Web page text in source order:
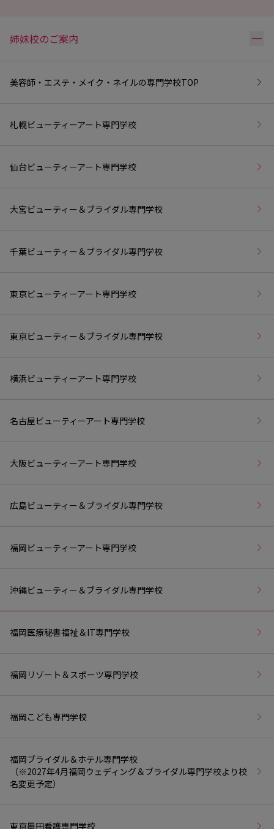
姉妹校のご案内 リ
美容師・エステ・メイク・ネイルの専門学校TOP
札幌ビューティーアート専門学校
仙台ビューティーアート専門学校
大宮ビューティー＆ブライダル専門学校
千葉ビューティー＆ブライダル専門学校
東京ビューティーアート専門学校
東京ビューティー＆ブライダル専門学校
横浜ビューティーアート専門学校
名古屋ビューティーアート専門学校
大阪ビューティーアート専門学校
広島ビューティー＆ブライダル専門学校
福岡ビューティーアート専門学校
沖縄ビューティー＆ブライダル専門学校
福岡医療秘書福祉＆IT専門学校
福岡リゾート＆スポーツ専門学校
福岡こども専門学校
福岡ブライダル＆ホテル専門学校
（※2027年4月福岡ウェディング＆ブライダル専門学校より校
名変更予定）
東京墨田看護専門学校